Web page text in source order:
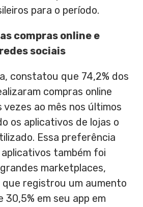
para o período.
compras online e
sociais
constatou que 74,2% dos
compras online
vezes ao mês nos últimos
os aplicativos de lojas o
Essa preferência
também foi
marketplaces,
que registrou um aumento
30,5% em seu app em